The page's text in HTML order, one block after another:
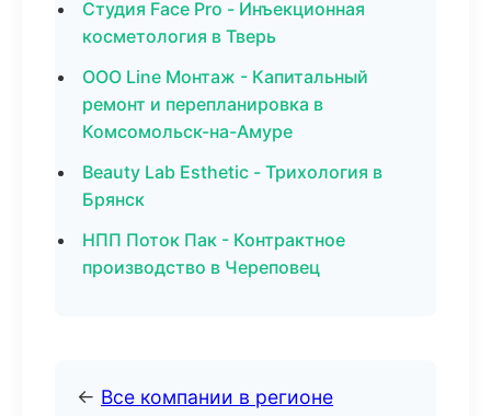
Студия Face Pro - Инъекционная
косметология в Тверь
ООО Line Монтаж - Капитальный
ремонт и перепланировка в
Комсомольск-на-Амуре
Beauty Lab Esthetic - Трихология в
Брянск
НПП Поток Пак - Контрактное
производство в Череповец
← Все компании в регионе